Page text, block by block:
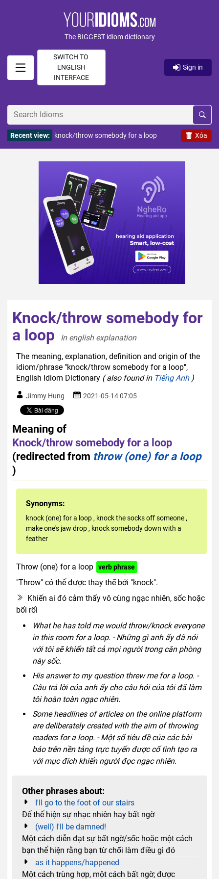
The BIGGEST idiom dictionary
SWITCH TO
ENGLISH
INTERFACE
Sign in
Xóa
Recent view: knock/throw somebody for a loop
Knock/throw somebody for
a loop
In english explanation
The meaning, explanation, definition and origin of the
idiom/phrase "knock/throw somebody for a loop",
English Idiom Dictionary ( also found in Tiếng Anh)
Jimmy Hung 2021-05-14 07:05
Meaning of
Knock/throw somebody for a loop
(redirected from throw (one) for a loop
)
Synonyms:
knock (one) for a loop , knock the socks off someone ,
make one's jaw drop , knock somebody down with a
feather
Throw (one) for a loop verb phrase
"Throw" có thể được thay thế bởi "knock".
Khiến ai đó cảm thấy vô cùng ngạc nhiên, sốc hoặc
bối rối
What he has told me would throw/knock everyone
in this room for a loop. - Những gì anh ấy đã nói
với tôi sẽ khiến tất cả mọi người trong căn phòng
này sốc.
His answer to my question threw me for a loop. -
Câu trả lời của anh ấy cho câu hỏi của tôi đã làm
tôi hoàn toàn ngạc nhiên.
Some headlines of articles on the online platform
are deliberately created with the aim of throwing
readers for a loop. - Một số tiêu đề của các bài
báo trên nền tảng trực tuyến được cố tình tạo ra
với mục đích khiến người đọc ngạc nhiên.
Other phrases about:
I'll go to the foot of our stairs
Để thể hiện sự nhạc nhiên hay bất ngờ
(well) I'll be damned!
Một cách diễn đạt sự bất ngờ/sốc hoặc một cách
bạn thể hiện rằng bạn từ chối làm điều gì đó
as it happens/happened
Một cách trùng hợp, một cách bất ngờ; được